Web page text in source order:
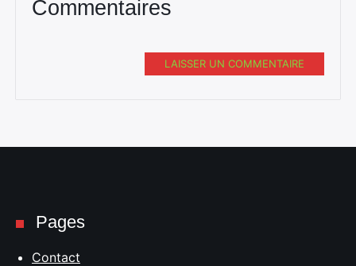
Commentaires
LAISSER UN COMMENTAIRE
Pages
Contact